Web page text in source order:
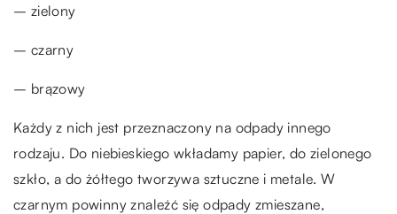
– zielony
– czarny
– brązowy
Każdy z nich jest przeznaczony na odpady innego
rodzaju. Do niebieskiego wkładamy papier, do zielonego
szkło, a do żółtego tworzywa sztuczne i metale. W
czarnym powinny znaleźć się odpady zmieszane,